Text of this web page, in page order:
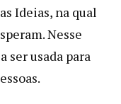
Ideias, na qual
Nesse
ser usada para